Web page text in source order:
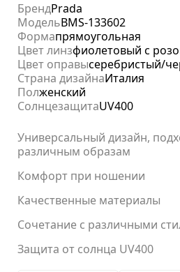
БрендPrada
МодельBMS-133602
Формапрямоугольная
Цвет линзфиолетовый с
Цвет оправысеребристый/
Страна дизайнаИталия
Полженский
СолнцезащитаUV400
Универсальный дизайн,
различным образам
Комфорт при ношении
Качественные материалы
Сочетание с различными
Защита от солнца UV400